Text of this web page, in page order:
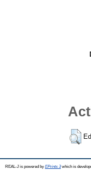
REAL-J is powered by EPrints 3which is